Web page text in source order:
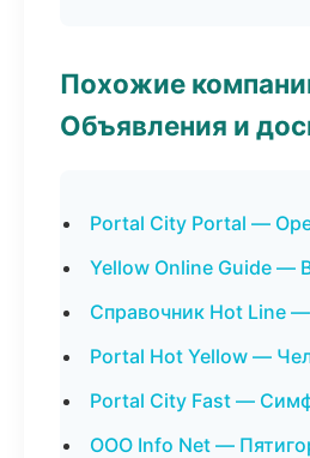
Похожие
Объявления и
Portal City Portal —
Yellow Online Guide —
Справочник Hot Line
Portal Hot Yellow —
Portal City Fast —
ООО Info Net —